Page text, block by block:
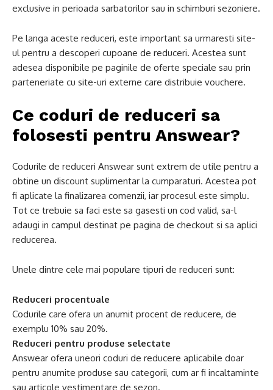
exclusive in perioada sarbatorilor sau in schimburi sezoniere.
Pe langa aceste reduceri, este important sa urmaresti site-
ul pentru a descoperi cupoane de reduceri. Acestea sunt
adesea disponibile pe paginile de oferte speciale sau prin
parteneriate cu site-uri externe care distribuie vouchere.
Ce coduri de reduceri sa
folosesti pentru Answear?
Codurile de reduceri Answear sunt extrem de utile pentru a
obtine un discount suplimentar la cumparaturi. Acestea pot
fi aplicate la finalizarea comenzii, iar procesul este simplu.
Tot ce trebuie sa faci este sa gasesti un cod valid, sa-l
adaugi in campul destinat pe pagina de checkout si sa aplici
reducerea.
Unele dintre cele mai populare tipuri de reduceri sunt:
Reduceri procentuale
Codurile care ofera un anumit procent de reducere, de
exemplu 10% sau 20%.
Reduceri pentru produse selectate
Answear ofera uneori coduri de reducere aplicabile doar
pentru anumite produse sau categorii, cum ar fi incaltaminte
sau articole vestimentare de sezon.